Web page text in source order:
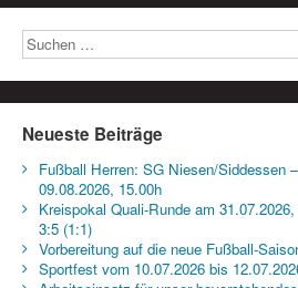
Neueste Beiträge
Fußball Herren: SG Niesen/Siddessen
09.08.2026, 15.00h
Kreispokal Quali-Runde am
3:5 (1:1)
Vorbereitung auf die neue Fußball-
Sportfest vom 10.07.2026 bis